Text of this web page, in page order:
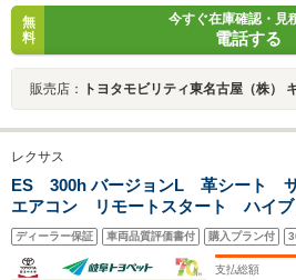
無
料
今すぐ在庫確認・見
電話する
販売店： トヨタモビリティ東名古屋（株）
レクサス
ES 300h バージョンL 革シート
エアコン リモートスタート ハイ
&TV フルセグ バックカメラ ド
ミュージックプレイヤー接続可 衝突
ム ETC 電動シート
ディーラー保証 車両品質評価書付 購入プラン付
支払総額